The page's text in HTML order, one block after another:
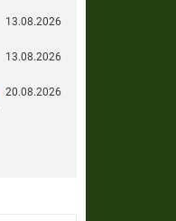
13.08.2026
13.08.2026
20.08.2026